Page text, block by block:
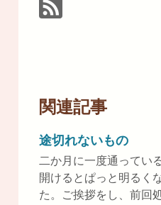
関連記事
途切れないもの
二か月に一度通ってい
開けるとぱっと明るく
た。ご挨拶をし、前回